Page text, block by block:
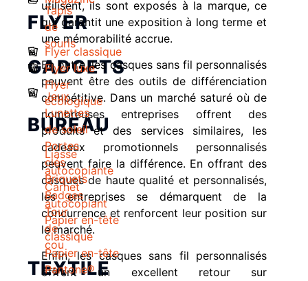
FLYER
Flyer classique
Flyer luxe
Flyer
écologique
BUREAU
Liasse
autocopiante
Carnet
autocopiant
Papier en-tête
classique
Papier en-tête
Pantone®
Tapis
de
souris
GADGETS
Jeux
Lunettes
de soleil
Portes
clés
Briquets
Badges
Tour
de
cou
TEXTILE
utilisent, ils sont exposés à la marque, ce
qui garantit une exposition à long terme et
une mémorabilité accrue.
En outre, les casques sans fil personnalisés
peuvent être des outils de différenciation
compétitive. Dans un marché saturé où de
nombreuses entreprises offrent des
produits et des services similaires, les
cadeaux promotionnels personnalisés
peuvent faire la différence. En offrant des
casques de haute qualité et personnalisés,
les entreprises se démarquent de la
concurrence et renforcent leur position sur
le marché.
Enfin, les casques sans fil personnalisés
offrent un excellent retour sur